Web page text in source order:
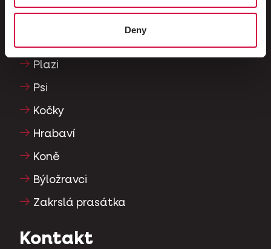
Deny
Plazi
Psi
Kočky
Hrabaví
Koně
Býložravci
Zakrslá prasátka
Kontakt